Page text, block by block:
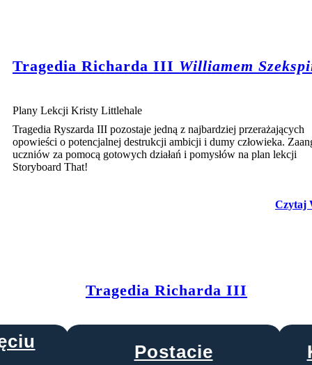
Tragedia Richarda III Williamem
Plany Lekcji Kristy Littlehale
Tragedia Ryszarda III pozostaje jedną z najbardziej przerażających
opowieści o potencjalnej destrukcji ambicji i dumy człowieka.
uczniów za pomocą gotowych działań i pomysłów na plan lekcji
Storyboard That!
Czytaj
Tragedia Richarda III
Postacie